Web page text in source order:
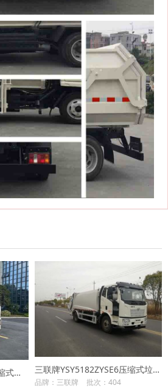
中汽牌ZQZ5189ZYSD6压缩式垃圾车 三联牌YSY5182ZYSE6压缩式垃圾车
品牌：三联牌 批次：404